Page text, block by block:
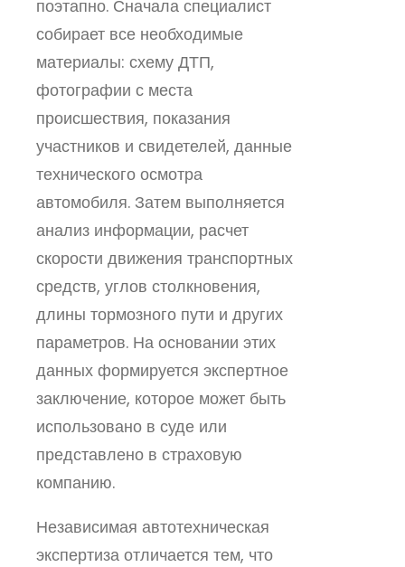
поэтапно. Сначала специалист
собирает все необходимые
материалы: схему ДТП,
фотографии с места
происшествия, показания
участников и свидетелей, данные
технического осмотра
автомобиля. Затем выполняется
анализ информации, расчет
скорости движения транспортных
средств, углов столкновения,
длины тормозного пути и других
параметров. На основании этих
данных формируется экспертное
заключение, которое может быть
использовано в суде или
представлено в страховую
компанию.
Независимая автотехническая
экспертиза отличается тем, что